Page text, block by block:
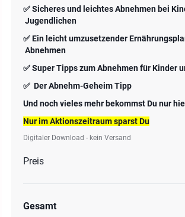
✅ Sicheres und leichtes Abnehmen bei
Jugendlichen
✅ Ein leicht umzusetzender
Abnehmen
✅ Super Tipps zum Abnehmen für Kinder
✅ Der Abnehm-Geheim Tipp
Und noch vieles mehr bekommst Du nur
Nur im Aktionszeitraum sparst Du
Digitaler Download - kein Versand
Preis
Gesamt